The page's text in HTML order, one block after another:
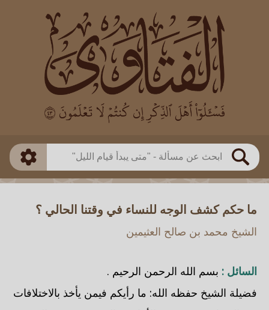
بحث
العالم
بن باز
بن العثيمين
اللجنة الدائمة
طريقة البحث
ذكي
ما حكم كشف الوجه للنساء في وقتنا الحالي ؟
الشيخ محمد بن صالح العثيمين
السائل : بسم الله الرحمن الرحيم .
فضيلة الشيخ حفظه الله: ما رأيكم فيمن يأخذ بالاختلافات